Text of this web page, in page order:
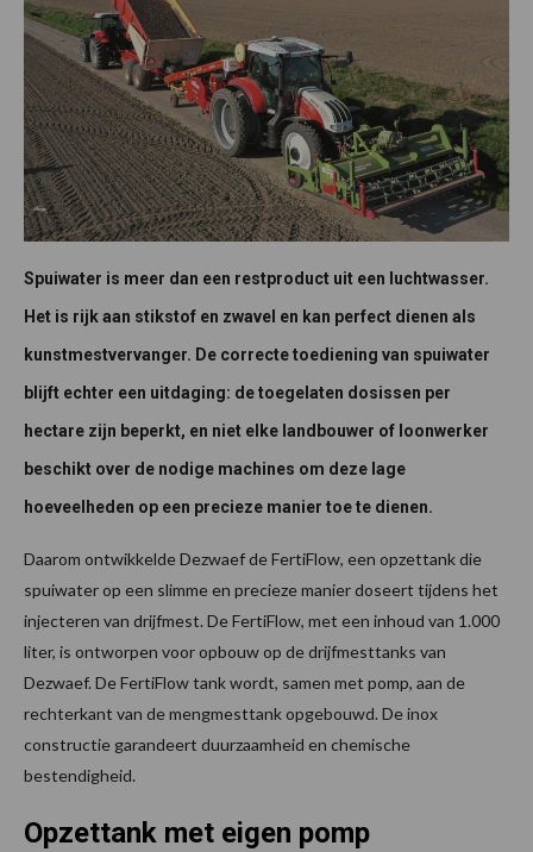
Spuiwater is meer dan een restproduct uit een luchtwasser.
Het is rijk aan stikstof en zwavel en kan perfect dienen als
kunstmestvervanger. De correcte toediening van spuiwater
blijft echter een uitdaging: de toegelaten dosissen per
hectare zijn beperkt, en niet elke landbouwer of loonwerker
beschikt over de nodige machines om deze lage
hoeveelheden op een precieze manier toe te dienen.
Daarom ontwikkelde Dezwaef de FertiFlow, een opzettank die
spuiwater op een slimme en precieze manier doseert tijdens het
injecteren van drijfmest. De FertiFlow, met een inhoud van 1.000
liter, is ontworpen voor opbouw op de drijfmesttanks van
Dezwaef. De FertiFlow tank wordt, samen met pomp, aan de
rechterkant van de mengmesttank opgebouwd. De inox
constructie garandeert duurzaamheid en chemische
bestendigheid.
Opzettank met eigen pomp